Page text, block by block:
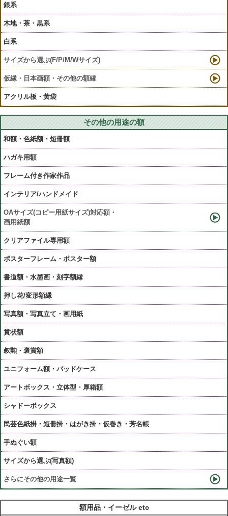
銀系
木地・茶・黒系
白系
サイズから選ぶ(F/P/M/Wサイズ)
仮縁・日本画額・その他の額縁
アクリル板・黃袋
その他の用途の額
和額・色紙額・短冊額
ハガキ用額
フレーム付き作家作品
インテリア/ハンドメイド
OAサイズ(コピー用紙サイズ)対応額・
画用紙額
クリアファイル専用額
ポスターフレーム・ポスター額
書道額・水墨画・刻字額縁
押し花/変形額縁
写真額・写真立て・画用紙
賞状額
叙勲・褒賞額
ユニフォーム額・バッドケース
アートボックス・立体型・厚箱額
シャドーボックス
民芸色紙掛・短冊掛・はがき掛・仮巻き・芳名帳
手ぬぐい額
サイズから選ぶ(写真額)
さらにその他の用途一覧
額用品・イーゼル etc